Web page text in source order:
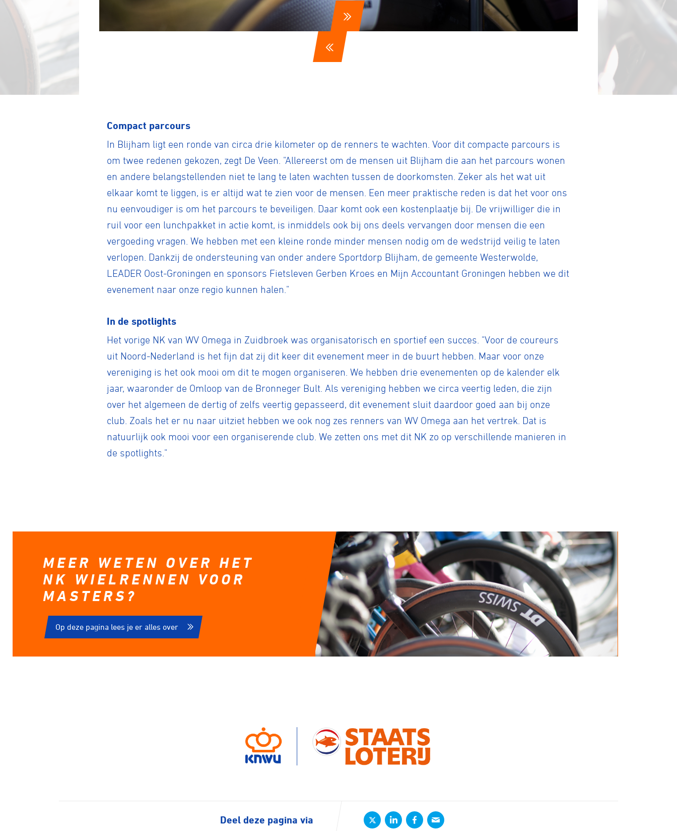
Compact parcours
In Blijham ligt een ronde van circa drie kilometer op de renners te wachten. Voor dit compacte parcours is
om twee redenen gekozen, zegt De Veen. "Allereerst om de mensen uit Blijham die aan het parcours wonen
en andere belangstellenden niet te lang te laten wachten tussen de doorkomsten. Zeker als het wat uit
elkaar komt te liggen, is er altijd wat te zien voor de mensen. Een meer praktische reden is dat het voor ons
nu eenvoudiger is om het parcours te beveiligen. Daar komt ook een kostenplaatje bij. De vrijwilliger die in
ruil voor een lunchpakket in actie komt, is inmiddels ook bij ons deels vervangen door mensen die een
vergoeding vragen. We hebben met een kleine ronde minder mensen nodig om de wedstrijd veilig te laten
verlopen. Dankzij de ondersteuning van onder andere Sportdorp Blijham, de gemeente Westerwolde,
LEADER Oost-Groningen en sponsors Fietsleven Gerben Kroes en Mijn Accountant Groningen hebben we dit
evenement naar onze regio kunnen halen."
In de spotlights
Het vorige NK van WV Omega in Zuidbroek was organisatorisch en sportief een succes. "Voor de coureurs
uit Noord-Nederland is het fijn dat zij dit keer dit evenement meer in de buurt hebben. Maar voor onze
vereniging is het ook mooi om dit te mogen organiseren. We hebben drie evenementen op de kalender elk
jaar, waaronder de Omloop van de Bronneger Bult. Als vereniging hebben we circa veertig leden, die zijn
over het algemeen de dertig of zelfs veertig gepasseerd, dit evenement sluit daardoor goed aan bij onze
club. Zoals het er nu naar uitziet hebben we ook nog zes renners van WV Omega aan het vertrek. Dat is
natuurlijk ook mooi voor een organiserende club. We zetten ons met dit NK zo op verschillende manieren in
de spotlights."
MEER WETEN OVER HET
NK WIELRENNEN VOOR
MASTERS?
Op deze pagina lees je er alles over
Deel deze pagina via
Wegwielrennen Mountainbiken
Strandrace
BMX freestyle Gravel
Veldrijden Biketrial
Pumptrack Fixed gear